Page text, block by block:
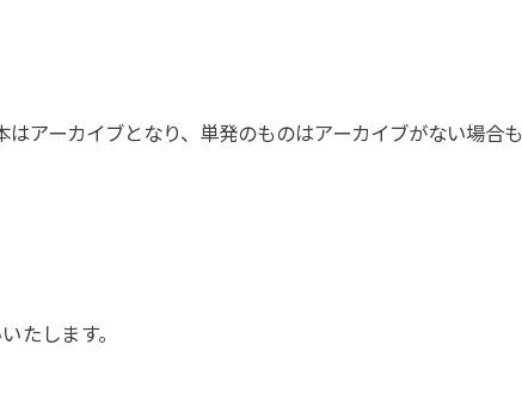
アーカイブとなり、単発のものはアーカイブがない場合も
たします。